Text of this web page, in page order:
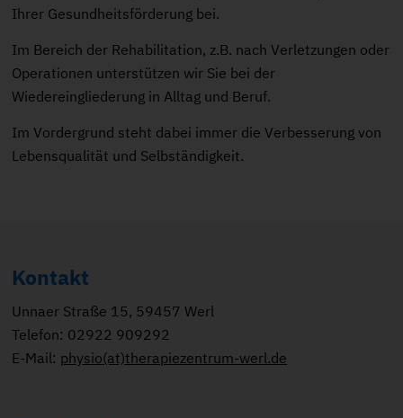
Ihrer Gesundheitsförderung bei.
Im Bereich der Rehabilitation, z.B. nach Verletzungen oder
Operationen unterstützen wir Sie bei der
Wiedereingliederung in Alltag und Beruf.
Im Vordergrund steht dabei immer die Verbesserung von
Lebensqualität und Selbständigkeit.
Kontakt
Unnaer Straße 15, 59457 Werl
Telefon: 02922 909292
E-Mail: physio(at)therapiezentrum-werl.de